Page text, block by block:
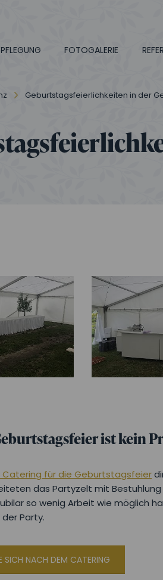
FOTOGALERIE
Geburtstagsfeierlichkeiten in der
ist kein
Catering für die Geburtstagsfeier
das Partyzelt mit
so wenig Arbeit wie möglich
Party.
SICH NACH DEM CATERING